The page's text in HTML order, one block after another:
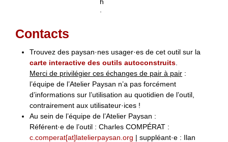
Contacts
Trouvez des paysan·nes usager·es de cet outil sur la
carte interactive des outils autoconstruits
Merci de privilégier ces échanges de pair à pair :
l’équipe de l’Atelier Paysan n’a pas forcément
d’informations sur l’utilisation au quotidien de l’outil,
contrairement aux utilisateur·ices !
Au sein de l’équipe de l’Atelier Paysan :
Référent·e de l’outil : Charles COMPÉRAT :
c.comperat[at]latelierpaysan.org | suppléant·e : Ilan